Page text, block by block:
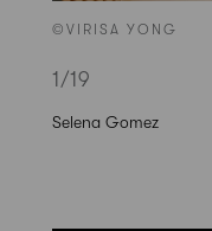
©VIRISA YONG
1 /19
Selena Gomez